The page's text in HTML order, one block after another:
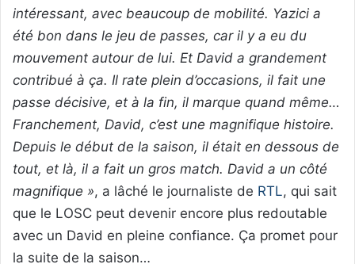
intéressant, avec beaucoup de mobilité. Yazici a
été bon dans le jeu de passes, car il y a eu du
mouvement autour de lui. Et David a grandement
contribué à ça. Il rate plein d’occasions, il fait une
passe décisive, et à la fin, il marque quand même…
Franchement, David, c’est une magnifique histoire.
Depuis le début de la saison, il était en dessous de
tout, et là, il a fait un gros match. David a un côté
magnifique », a lâché le journaliste de RTL, qui sait
que le LOSC peut devenir encore plus redoutable
avec un David en pleine confiance. Ça promet pour
la suite de la saison…